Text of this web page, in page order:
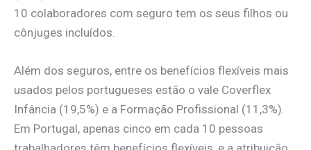
10 colaboradores com seguro tem os seus filhos ou
cônjuges incluídos.
Além dos seguros, entre os benefícios flexíveis mais
usados pelos portugueses estão o vale Coverflex
Infância (19,5%) e a Formação Profissional (11,3%).
Em Portugal, apenas cinco em cada 10 pessoas